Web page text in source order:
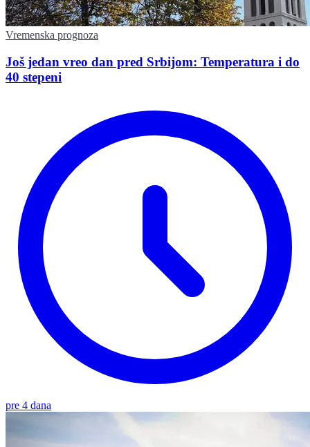
Vremenska prognoza
Još jedan vreo dan pred Srbijom: Temperatura i do
40 stepeni
pre 4 dana